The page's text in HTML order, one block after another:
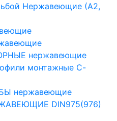
Нержавеющие (А2,
нержавеющие
монтажные С-
нержавеющие
DIN975(976)